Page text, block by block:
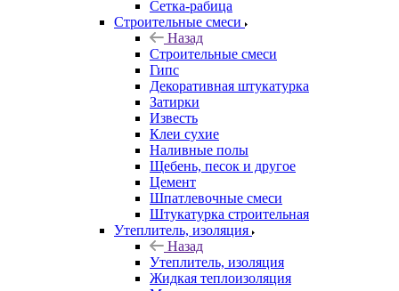
Сетка-рабица
Строительные смеси
Назад
Строительные смеси
Гипс
Декоративная штукатурка
Затирки
Известь
Клеи сухие
Наливные полы
Щебень, песок и другое
Цемент
Шпатлевочные смеси
Штукатурка строительная
Утеплитель, изоляция
Назад
Утеплитель, изоляция
Жидкая теплоизоляция